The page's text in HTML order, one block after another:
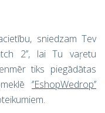
sniedzam Tev
2’’, lai Tu vaŗetu
tiks piegādātas
‘’EshopWedrop’’